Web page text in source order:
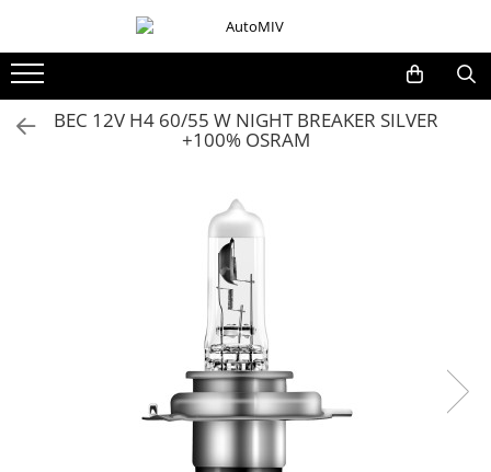
Oferta Saptamanii
Butoane Blocare/Deblocare
Buton Clapeta Rezervor
Alte Butoane/Comutatoare
BEC 12V H4 60/55 W NIGHT BREAKER SILVER
+100% OSRAM